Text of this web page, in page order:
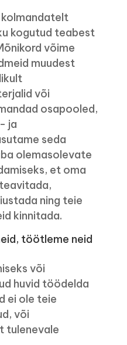
kolmandatelt
kogutud teabest
võime
muudest
või
osapooled,
ja
seda
olemasolevate
et oma
ning teie
kinnitada.
töötleme neid
või
huvid töödelda
ei ole teie
või
tulenevale